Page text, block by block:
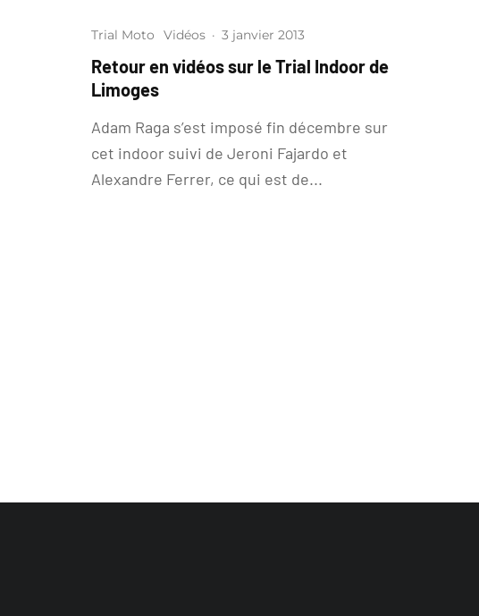
Trial Moto Vidéos · 3 janvier 2013
Retour en vidéos sur le Trial Indoor de
Limoges
Adam Raga s’est imposé fin décembre sur
cet indoor suivi de Jeroni Fajardo et
Alexandre Ferrer, ce qui est de...